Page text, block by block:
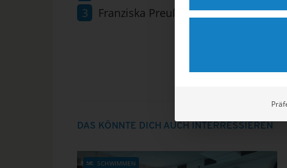
Franziska Preuß (Biathlon): 29,91%
DAS KÖNNTE DICH AUCH INTERRESSIEREN
SCHWIMMEN